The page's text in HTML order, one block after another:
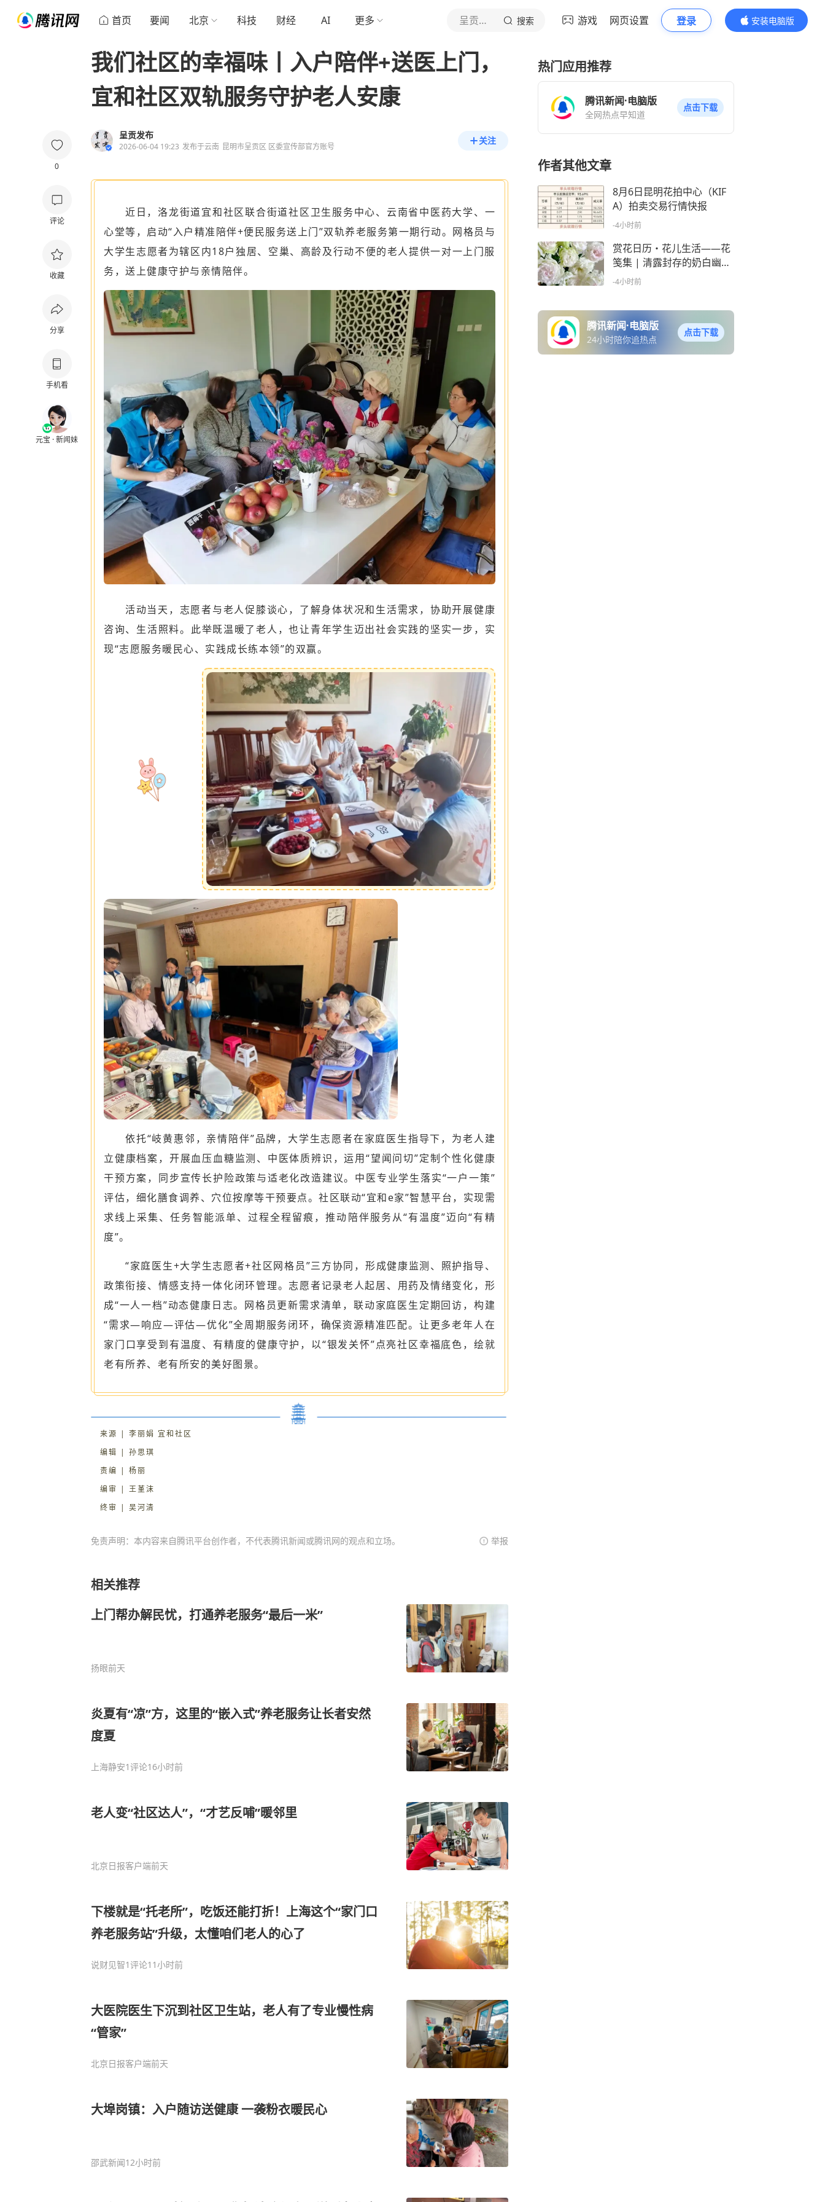
首页 要闻 北京 科技 财经 AI 更多 呈贡发布 搜索 游戏 网页设置 登录
安装电脑版
内容更精彩
0
评论
收藏
分享
手机看
元宝 · 新闻妹
我们社区的幸福味丨入户陪伴+送医上门，
宜和社区双轨服务守护老人安康
呈贡发布
2026-06-04 19:23 发布于云南 昆明市呈贡区 区委宣传部官方账号
关注
近日，洛龙街道宜和社区联合街道社区卫生服务中心、云南省中医药大学、一
心堂等，启动“入户精准陪伴+便民服务送上门”双轨养老服务第一期行动。网格员与
大学生志愿者为辖区内18户独居、空巢、高龄及行动不便的老人提供一对一上门服
务，送上健康守护与亲情陪伴。
活动当天，志愿者与老人促膝谈心，了解身体状况和生活需求，协助开展健康
咨询、生活照料。此举既温暖了老人，也让青年学生迈出社会实践的坚实一步，实
现“志愿服务暖民心、实践成长练本领”的双赢。
依托“岐黄惠邻，亲情陪伴”品牌，大学生志愿者在家庭医生指导下，为老人建
立健康档案，开展血压血糖监测、中医体质辨识，运用“望闻问切”定制个性化健康
干预方案，同步宣传长护险政策与适老化改造建议。中医专业学生落实“一户一策”
评估，细化膳食调养、穴位按摩等干预要点。社区联动“宜和e家”智慧平台，实现需
求线上采集、任务智能派单、过程全程留痕，推动陪伴服务从“有温度”迈向“有精
度”。
“家庭医生+大学生志愿者+社区网格员”三方协同，形成健康监测、照护指导、
政策衔接、情感支持一体化闭环管理。志愿者记录老人起居、用药及情绪变化，形
成“一人一档”动态健康日志。网格员更新需求清单，联动家庭医生定期回访，构建
“需求—响应—评估—优化”全周期服务闭环，确保资源精准匹配。让更多老年人在
家门口享受到有温度、有精度的健康守护，以“银发关怀”点亮社区幸福底色，绘就
老有所养、老有所安的美好图景。
来源 | 李丽娟 宜和社区
编辑 | 孙思琪
责编 | 杨丽
编审 | 王堇沫
终审 | 吴河清
免责声明：本内容来自腾讯平台创作者，不代表腾讯新闻或腾讯网的观点和立场。 举报
相关推荐
上门帮办解民忧，打通养老服务“最后一米”
扬眼前天
炎夏有“凉”方，这里的“嵌入式”养老服务让长者安然
度夏
上海静安1评论16小时前
老人变“社区达人”，“才艺反哺”暖邻里
北京日报客户端前天
下楼就是“托老所”，吃饭还能打折！上海这个“家门口
养老服务站”升级，太懂咱们老人的心了
说财见智1评论11小时前
大医院医生下沉到社区卫生站，老人有了专业慢性病
“管家”
北京日报客户端前天
大埠岗镇：入户随访送健康 一袭粉衣暖民心
邵武新闻12小时前
热门应用推荐
腾讯新闻·电脑版
全网热点早知道
点击下载
作者其他文章
8月6日昆明花拍中心（KIF
A）拍卖交易行情快报
-4小时前
赏花日历・花儿生活——花
笺集 | 清露封存的奶白幽
韵・冰淇淋洋桔梗
-4小时前
腾讯新闻·电脑版
24小时陪你追热点
点击下载